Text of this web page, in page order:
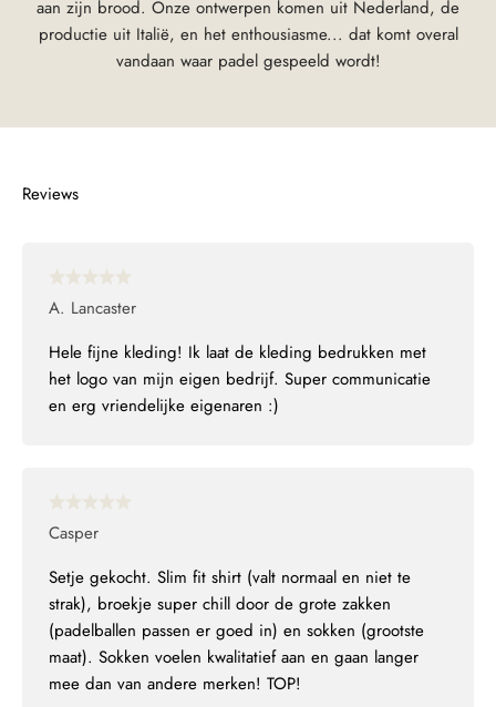
aan zijn brood. Onze ontwerpen komen uit Nederland, de
productie uit Italië, en het enthousiasme... dat komt overal
vandaan waar padel gespeeld wordt!
A. Lancaster
Hele fijne kleding! Ik laat de kleding bedrukken met
het logo van mijn eigen bedrijf. Super communicatie
en erg vriendelijke eigenaren :)
Casper
Setje gekocht. Slim fit shirt (valt normaal en niet te
strak), broekje super chill door de grote zakken
(padelballen passen er goed in) en sokken (grootste
maat). Sokken voelen kwalitatief aan en gaan langer
mee dan van andere merken! TOP!